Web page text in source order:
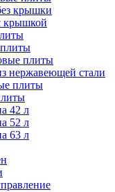
крышки
крышкой
плиты
нержавеющей стали
плиты
42 л
52 л
63 л